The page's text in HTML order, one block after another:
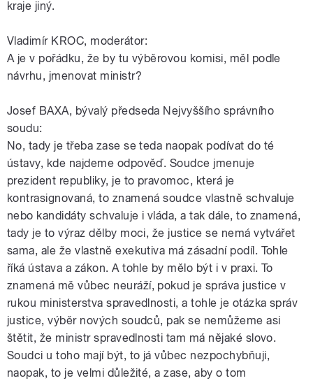
kraje jiný.
Vladimír KROC, moderátor:
A je v pořádku, že by tu výběrovou komisi, měl podle
návrhu, jmenovat ministr?
Josef BAXA, bývalý předseda Nejvyššího správního
soudu:
No, tady je třeba zase se teda naopak podívat do té
ústavy, kde najdeme odpověď. Soudce jmenuje
prezident republiky, je to pravomoc, která je
kontrasignovaná, to znamená soudce vlastně schvaluje
nebo kandidáty schvaluje i vláda, a tak dále, to znamená,
tady je to výraz dělby moci, že justice se nemá vytvářet
sama, ale že vlastně exekutiva má zásadní podíl. Tohle
říká ústava a zákon. A tohle by mělo být i v praxi. To
znamená mě vůbec neuráží, pokud je správa justice v
rukou ministerstva spravedlnosti, a tohle je otázka správ
justice, výběr nových soudců, pak se nemůžeme asi
štětit, že ministr spravedlnosti tam má nějaké slovo.
Soudci u toho mají být, to já vůbec nezpochybňuji,
naopak, to je velmi důležité, a zase, aby o tom